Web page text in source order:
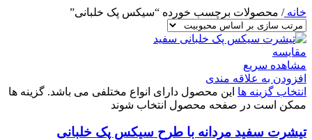
خانه/ محصولات برچسب خورده “سیکس پک خلبانی”
مقایسه
مشاهده سریع
افزودن به علاقه مندی
انتخاب گزینه ها این محصول دارای انواع مختلفی می باشد. گزینه ها
ممکن است در صفحه محصول انتخاب شوند
تیشرت سفید مردانه با طرح سیکس پک خلبانی